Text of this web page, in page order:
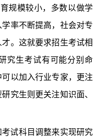
规模较小，多数以做学
率不断提高，社会对专
。这就要求招生考试相
究生考试有可能分别命
以加入行业专家，更注
究生则更关注知识面、
试科目调整来实现研究